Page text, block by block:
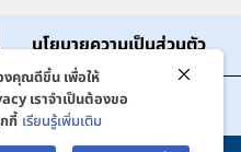
นโยบายความเป็นส่วนตัว
สิทธิประโยชน์สมาชิก
งคุณดีขึ้น เพื่อให้
เราจำเป็นต้องขอ
กี้ เรียนรู้เพิ่มเติม